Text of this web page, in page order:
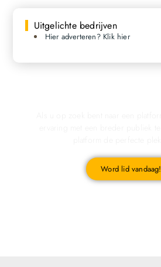
Uitgelichte bedrijven
Hier adverteren? Klik hier
Word lid vandaag!